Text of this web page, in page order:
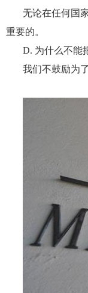
无论在任何国
重要的。
D. 为什么不能
我们不鼓励为